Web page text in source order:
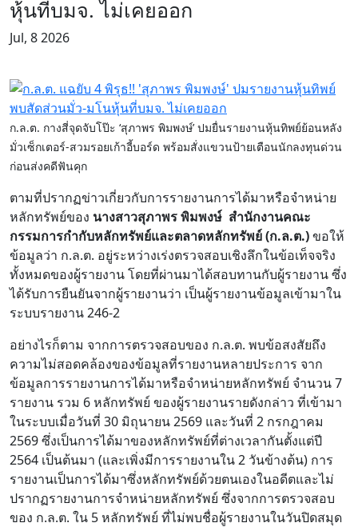
หุ้นที่บมจ. ไม่เคยออก
Jul, 8 2026
ก.ล.ต. กางสี่จุดจับโป๊ะ ‘สุภาพร พิมพงษ์’ ปมยื่นรายงานหุ้นทิพย์ย้อนหลัง
มั่วเซ็กเตอร์-สวมรอยเก้าอี้บอร์ด พร้อมสั่งแขวนป้ายเตือนนักลงทุนด่วน
ก่อนส่งคดีฟันคุก
ตามที่ปรากฏข่าวเกี่ยวกับการรายงานการได้มาหรือจำหน่าย
หลักทรัพย์ของ นางสาวสุภาพร พิมพงษ์ สำนักงานคณะ
กรรมการกำกับหลักทรัพย์และตลาดหลักทรัพย์ (ก.ล.ต.)ขอให้
ข้อมูลว่า ก.ล.ต. อยู่ระหว่างเร่งตรวจสอบเชิงลึกในข้อเท็จจริง
ทั้งหมดของผู้รายงาน โดยที่ผ่านมาได้สอบทานกับผู้รายงาน ซึ่ง
ได้รับการยืนยันจากผู้รายงานว่า เป็นผู้รายงานข้อมูลเข้ามาใน
ระบบรายงาน 246-2
อย่างไรก็ตาม จากการตรวจสอบของ ก.ล.ต. พบข้อสงสัยถึง
ความไม่สอดคล้องของข้อมูลที่รายงานหลายประการ จาก
ข้อมูลการรายงานการได้มาหรือจำหน่ายหลักทรัพย์ จำนวน 7
รายงาน รวม 6 หลักทรัพย์ ของผู้รายงานรายดังกล่าว ที่เข้ามา
ในระบบเมื่อวันที่ 30 มิถุนายน 2569 และวันที่ 2 กรกฎาคม
2569 ซึ่งเป็นการได้มาของหลักทรัพย์ที่ต่างเวลากันตั้งแต่ปี
2564 เป็นต้นมา (และเพิ่งมีการรายงานใน 2 วันข้างต้น) การ
รายงานเป็นการได้มาซึ่งหลักทรัพย์ด้วยตนเองในอดีตและไม่
ปรากฏรายงานการจำหน่ายหลักทรัพย์ ซึ่งจากการตรวจสอบ
ของ ก.ล.ต. ใน 5 หลักทรัพย์ ที่ไม่พบชื่อผู้รายงานในวันปิดสมุด